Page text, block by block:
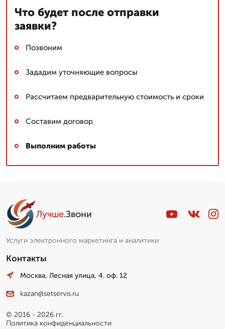
Что будет после отправки
заявки?
Позвоним
Зададим уточняющие вопросы
Рассчитаем предварительную стоимость и сроки
Составим договор
Выполним работы
Лучше.Звони
Услуги электронного маркетинга и аналитики
Контакты
Москва, Лесная улица, 4. оф. 12
kazan@setservis.ru
© 2016 - 2026 гг.
Политика конфиденциальности